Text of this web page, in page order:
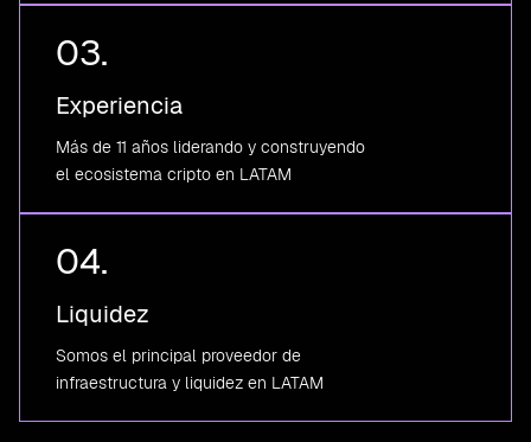
Experiencia
Más de 11 años liderando y construyendo
el ecosistema cripto en LATAM
03.
Liquidez
Somos el principal proveedor de
infraestructura y liquidez en LATAM
04.